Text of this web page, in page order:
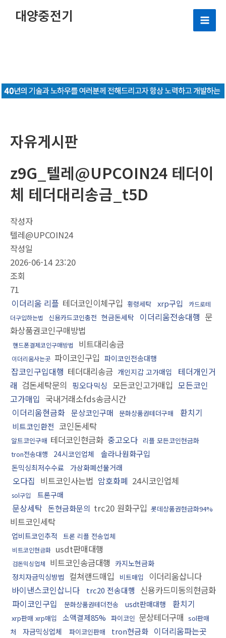
뛰
기
대양중전기
Main
자유게시판
z9G_텔레@UPCOIN24 테더이
체 테더대리송금_t5D
작성자
텔레@UPCOIN24
작성일
2026-06-14 23:20
조회
71
이더리움 리플 테더코인이체구입 횡령세탁 xrp구입
카드로테
더구입하는법
신용카드코인충전 현금돈세탁 이더리움전송대행 문
화상품권코인구매방법
핸드폰결제코인구매방법 비트대리송금
이더리움사는곳 파이코인구입 파이코인전송대행
잡코인구입대행 테더대리송금 개인지갑 고가매입
테더개인거
래 검돈세탁문의 핑오다믹싱 모든코인고가매입 모든코인
고가매입 국내거래소fds송금시간
이더리움현금화 문상코인구매 문화상품권테더구매 환치기
비트코인환전 코인돈세탁
알트코인구매 테더코인현금화 중고오다 리플 모든코인현금화
tron전송대행
24시코인업체 솔라나원화구입
돈믹싱최저수수료 가상화폐선물거래
오다집 비트코인사는법 암호화폐 24시코인업체
sol구입 트론구매
문상세탁 돈현금화문의 trc20 원화구입 롯데상품권현금화94%
비트코인세탁
업비트코인추적 트론 리플 전송업체
비트코인현금화 usdt판매대행
검돈믹싱업체 비트코인송금대행 카지노현금화
정치자금믹싱방법 컬쳐랜드매입 비트매입
이더리움삽니다
바이낸스코인삽니다
trc20 전송대행
신용카드미동의현금화
파이코인구입
문화상품권테더전송 usdt판매대행 환치기
xrp판매 xrp매입 소액결제85% 파이코인 문상테더구매 sol판매
처
자금믹싱업체 파이코인판매 tron현금화 이더리움파는곳